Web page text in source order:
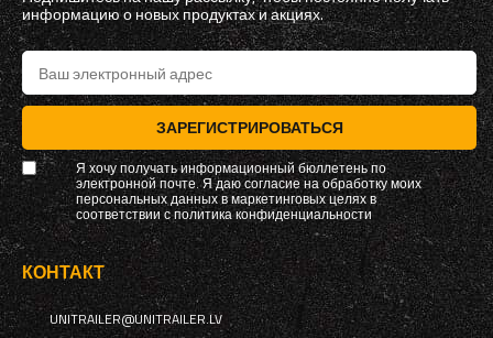
информацию о новых продуктах и ​​акциях.
ЗАРЕГИСТРИРОВАТЬСЯ
Я хочу получать информационный бюллетень по
электронной почте. Я даю согласие на обработку моих
персональных данных в маркетинговых целях в
соответствии сполитика конфиденциальности
КОНТАКТ
UNITRAILER@UNITRAILER.LV